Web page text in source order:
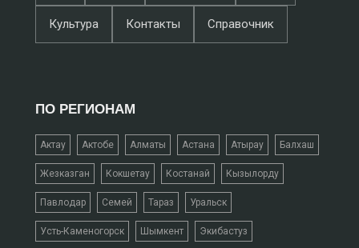
Культура Контакты Справочник
ПО РЕГИОНАМ
Актау Актобе Алматы Астана Атырау Балхаш
Жезказган Кокшетау Костанай Кызылорду
Павлодар Семей Тараз Уральск
Усть-Каменогорск Шымкент Экибастуз